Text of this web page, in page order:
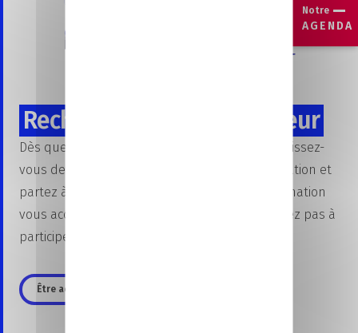
Notre
AGENDA
Recherchez votre employeur
Dès que vous avez choisi votre formation, munissez-
vous de vos plus beaux CV et lettres de motivation et
partez à la rencontre des entreprises ! CCI formation
vous accompagne durant cette étape : n’hésitez pas à
participer à
Être accompagné dans votre recherche